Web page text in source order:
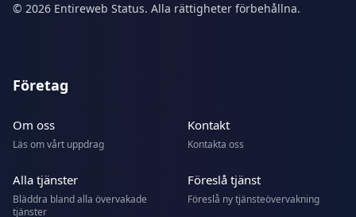
© 2026 Entireweb Status. Alla rättigheter förbehållna.
Företag
Om oss
Läs om vårt uppdrag
Kontakt
Kontakta oss
Alla tjänster
Bläddra bland alla övervakade
tjänster
Föreslå tjänst
Föreslå ny tjänsteövervakning